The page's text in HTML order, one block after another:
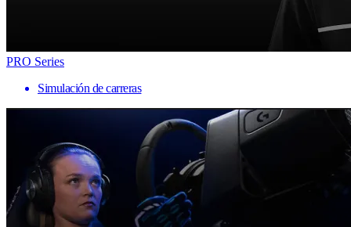
PRO Series
Simulación de carreras